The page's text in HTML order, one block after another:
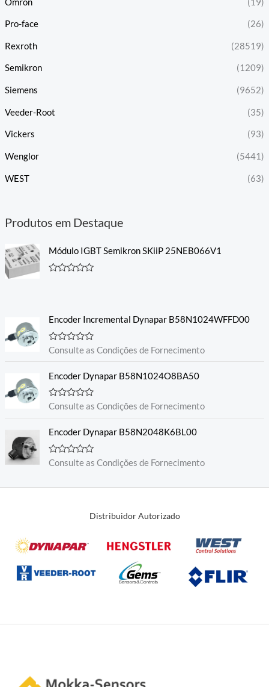
Pro-face (26)
Rexroth (28519)
Semikron (1209)
Siemens (9652)
Veeder-Root (35)
Vickers (93)
Wenglor (5441)
WEST (63)
Produtos em Destaque
Módulo IGBT Semikron SKiiP 25NEB066V1
i
a
ç
ã
o
0
e
5
Encoder Incremental Dynapar B58N1024WFFD00
A
l
a
ã
d
5
Consulte as Condições de Fornecimento
Encoder Dynapar B58N1024O8BA50
A
l
a
ç
ã
d
Consulte as Condições de Fornecimento
Encoder Dynapar B58N2048K6BL00
A
l
d
Consulte as Condições de Fornecimento
Distribuidor Autorizado